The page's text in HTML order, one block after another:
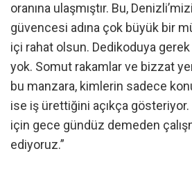
oranına ulaşmıştır. Bu,
güvencesi adına çok büyük bir
içi rahat olsun. Dedikoduya gerek
yok. Somut rakamlar ve bizzat
bu manzara, kimlerin sadece
ise iş ürettiğini açıkça
için gece gündüz demeden
ediyoruz.”